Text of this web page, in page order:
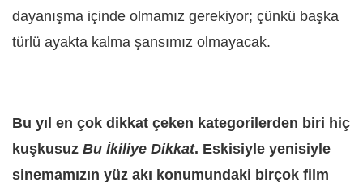
dayanışma içinde olmamız gerekiyor; çünkü başka
türlü ayakta kalma şansımız olmayacak.
Bu yıl en çok dikkat çeken kategorilerden biri hiç
kuşkusuz Bu İkiliye Dikkat. Eskisiyle yenisiyle
sinemamızın yüz akı konumundaki birçok film